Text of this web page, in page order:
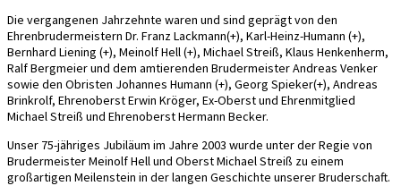
Die vergangenen Jahrzehnte waren und sind geprägt von den
Ehrenbrudermeistern Dr. Franz Lackmann(+), Karl-Heinz-Humann (+),
Bernhard Liening (+), Meinolf Hell (+), Michael Streiß, Klaus Henkenherm,
Ralf Bergmeier und dem amtierenden Brudermeister Andreas Venker
sowie den Obristen Johannes Humann (+), Georg Spieker(+), Andreas
Brinkrolf, Ehrenoberst Erwin Kröger, Ex-Oberst und Ehrenmitglied
Michael Streiß und Ehrenoberst Hermann Becker.
Unser 75-jähriges Jubiläum im Jahre 2003 wurde unter der Regie von
Brudermeister Meinolf Hell und Oberst Michael Streiß zu einem
großartigen Meilenstein in der langen Geschichte unserer Bruderschaft.